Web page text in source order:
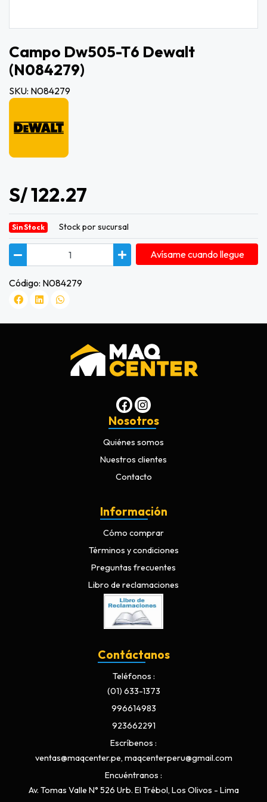
Campo Dw505-T6 Dewalt
(n084279)
SKU: N084279
S/ 122.27
Sin Stock Stock por sucursal
Avísame cuando llegue
Código: N084279
Nosotros
Quiénes somos
Nuestros clientes
Contacto
Información
Cómo comprar
Términos y condiciones
Preguntas frecuentes
Libro de reclamaciones
Contáctanos
Teléfonos
(01) 633-1373
996614983
923662291
Escríbenos
ventas@maqcenter.pe, maqcenterperu@gmail.com
Encuéntranos
Av. Tomas Valle N° 526 Urb. El Trébol, Los Olivos - Lima